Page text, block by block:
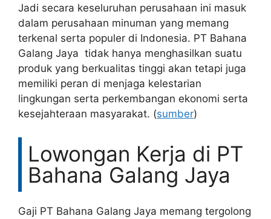
Jadi secara keseluruhan perusahaan ini masuk
dalam perusahaan minuman yang memang
terkenal serta populer di Indonesia. PT Bahana
Galang Jaya tidak hanya menghasilkan suatu
produk yang berkualitas tinggi akan tetapi juga
memiliki peran di menjaga kelestarian
lingkungan serta perkembangan ekonomi serta
kesejahteraan masyarakat. (sumber)
Lowongan Kerja di PT
Bahana Galang Jaya
Gaji PT Bahana Galang Jaya memang tergolong